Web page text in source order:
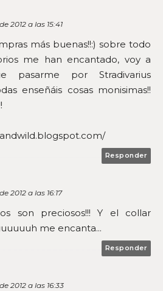
2012 a las 15:41
más buenas!!:) sobre todo
me han encantado, voy a
pasarme por Stradivarius
enseñáis cosas monisimas!!
Responder
2012 a las 16:17
son preciosos!!! Y el collar
me encanta...
Responder
2012 a las 16:33